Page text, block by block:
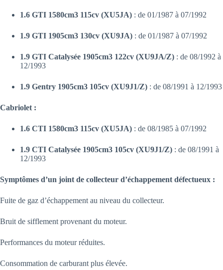
1.6 GTI 1580cm3 115cv (XU5JA) : de 01/1987 à 07/1992
1.9 GTI 1905cm3 130cv (XU9JA) : de 01/1987 à 07/1992
1.9 GTI Catalysée 1905cm3 122cv (XU9JA/Z) : de 08/1992 à
12/1993
1.9 Gentry 1905cm3 105cv (XU9J1/Z) : de 08/1991 à 12/1993
Cabriolet :
1.6 CTI 1580cm3 115cv (XU5JA) : de 08/1985 à 07/1992
1.9 CTI Catalysée 1905cm3 105cv (XU9J1/Z) : de 08/1991 à
12/1993
Symptômes d’un joint de collecteur d’échappement défectueux :
Fuite de gaz d’échappement au niveau du collecteur.
Bruit de sifflement provenant du moteur.
Performances du moteur réduites.
Consommation de carburant plus élevée.